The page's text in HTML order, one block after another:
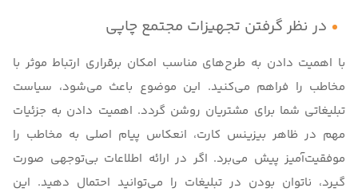
در نظر گرفتن تجهیزات مجتمع چاپی
با اهمیت دادن به طرح‌های مناسب امکان برقراری ارتباط موثر با
مخاطب را فراهم می‌کنید. این موضوع باعث می‌شود، سیاست
تبلیغاتی شما برای مشتریان روشن گردد. اهمیت دادن به جزئیات
مهم در ظاهر بیزینس کارت، انعکاس پیام اصلی به مخاطب را
موفقیت‌آمیز پیش می‌برد. اگر در ارائه اطلاعات بی‌توجهی صورت
گیرد، ناتوان بودن در تبلیغات را می‌توانید احتمال دهید. این